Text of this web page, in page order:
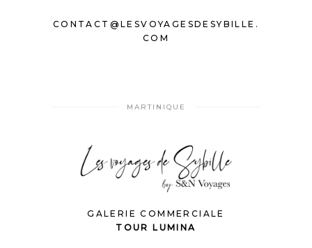
CONTACT@LESVOYAGESDESYBILLE.
COM
MARTINIQUE
GALERIE COMMERCIALE
TOUR LUMINA